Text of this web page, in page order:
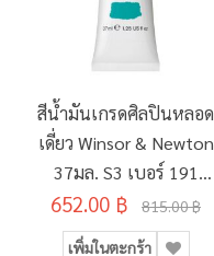
สีน้ำมันเกรดศิลปินหลอด
เดี่ยว Winsor & Newton
37มล. S3 เบอร์ 191
COBALT TURQUOISE
LIGHT
652.00 ฿ 815.00 ฿
เพิ่มในตะกร้า